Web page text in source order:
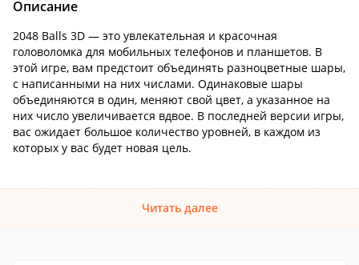
Описание
2048 Balls 3D — это увлекательная и красочная
головоломка для мобильных телефонов и планшетов. В
этой игре, вам предстоит объединять разноцветные шары,
с написанными на них числами. Одинаковые шары
объединяются в один, меняют свой цвет, а указанное на
них число увеличивается вдвое. В последней версии игры,
вас ожидает большое количество уровней, в каждом из
которых у вас будет новая цель.
Читать далее